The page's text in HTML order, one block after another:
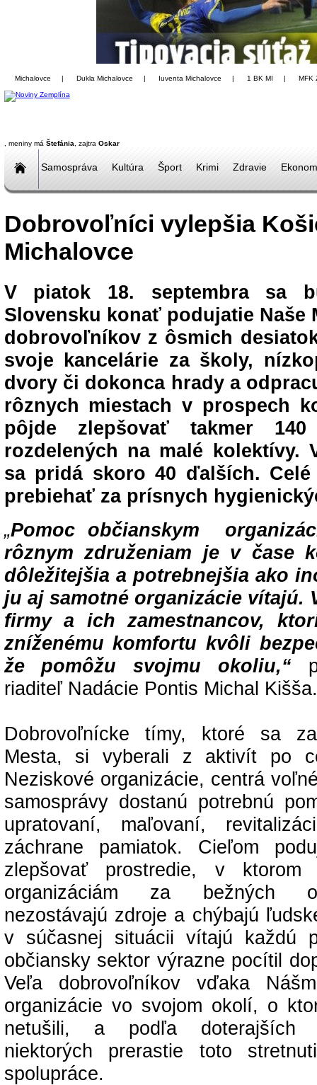
Michalovce | Dukla Michalovce | Iuventa Michalovce | 1 BK MI | MFK
, meniny má Štefánia , zajtra Oskar
Samospráva Kultúra Šport Krimi Zdravie
Dobrovoľníci vylepšia
Michalovce
V piatok 18. septembra sa
Slovensku konať podujatie Naše
dobrovoľníkov z ôsmich
svoje kancelárie za školy,
dvory či dokonca hrady a
rôznych miestach v prospech
pôjde zlepšovať takmer 140
rozdelených na malé kolektívy.
sa pridá skoro 40 ďalších.
prebiehať za prísnych
„Pomoc občianskym
rôznym združeniam je v čase
dôležitejšia a potrebnejšia ako
ju aj samotné organizácie vítajú.
firmy a ich zamestnancov,
zníženému komfortu kvôli
že pomôžu svojmu okoliu,“
riaditeľ Nadácie Pontis Michal Kišša.
Dobrovoľnícke tímy, ktoré sa
Mesta, si vyberali z aktivít po
Neziskové organizácie, centrá
samosprávy dostanú potrebnú
upratovaní, maľovaní,
záchrane pamiatok. Cieľom
zlepšovať prostredie, v ktorom
organizáciám za bežných
nezostávajú zdroje a chýbajú
v súčasnej situácii vítajú každú
občiansky sektor výrazne pocítil
Veľa dobrovoľníkov vďaka
organizácie vo svojom okolí, o
netušili, a podľa doterajších
niektorých prerastie toto
spolupráce.